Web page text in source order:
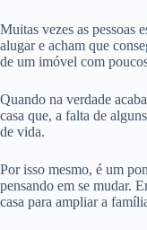
Muitas vezes as pessoas
alugar e acham que
de um imóvel com
Quando na verdade
casa que, a falta de
de vida.
Por isso mesmo, é um
pensando em se mudar.
casa para ampliar a